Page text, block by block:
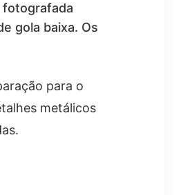
fotografada
gola baixa. Os
para o
metálicos